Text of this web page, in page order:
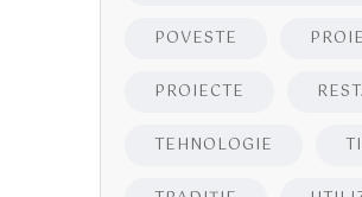
POVESTE
PROIECTE
TEHNOLOGIE